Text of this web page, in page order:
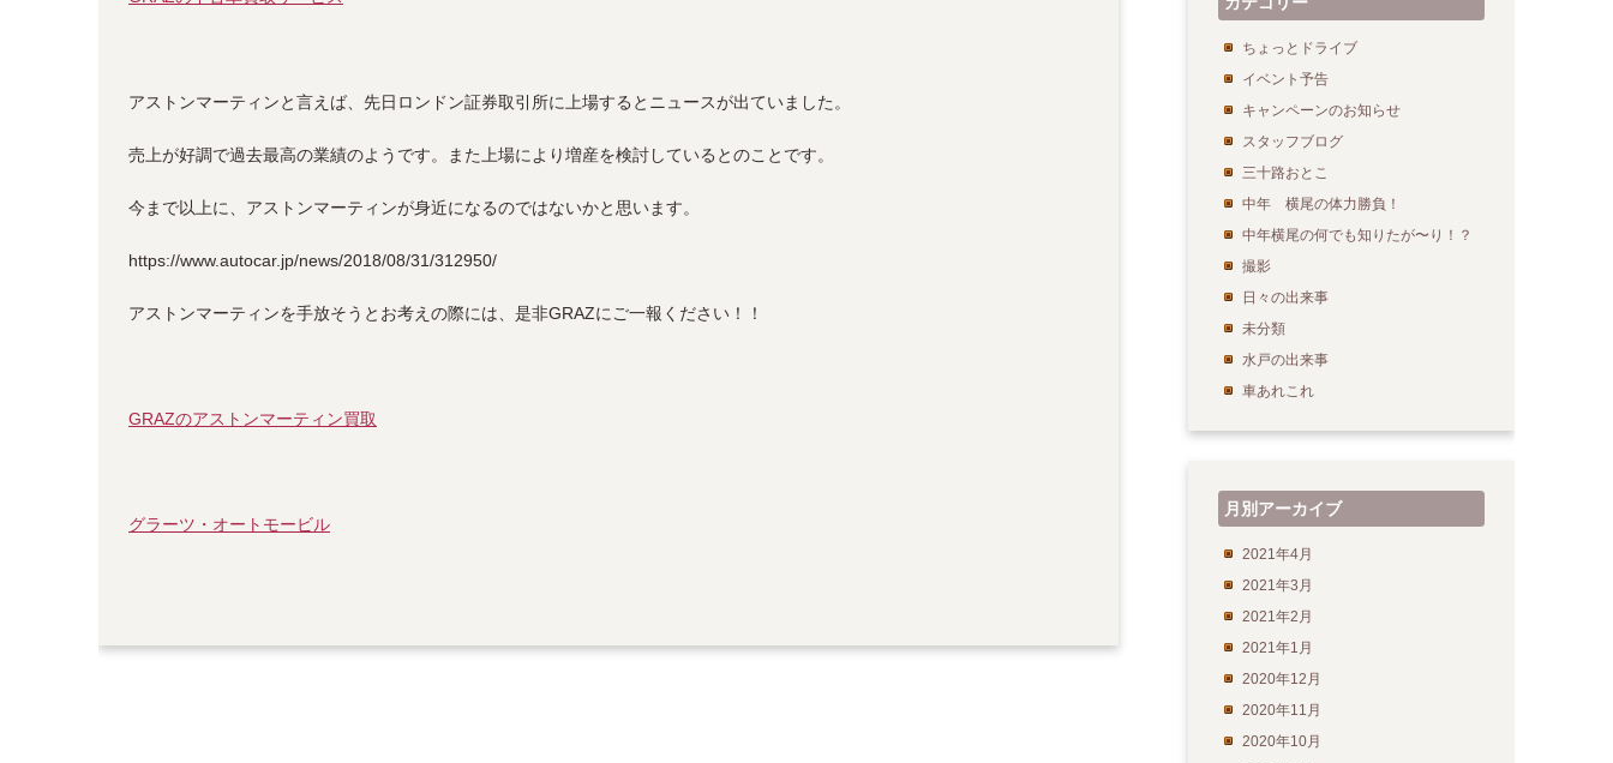
アストンマーティンと言えば、先日ロンドン証券取引所に上場するとニュースが出ていました。
売上が好調で過去最高の業績のようです。また上場により増産を検討しているとのことです。
今まで以上に、アストンマーティンが身近になるのではないかと思います。
https://www.autocar.jp/news/2018/08/31/312950/
アストンマーティンを手放そうとお考えの際には、是非GRAZにご一報ください！！
GRAZのアストンマーティン買取
グラーツ・オートモービル
ちょっとドライブ
イベント予告
キャンペーンのお知らせ
スタッフブログ
三十路おとこ
中年 横尾の体力勝負！
中年横尾の何でも知りたが〜り！？
撮影
日々の出来事
未分類
水戸の出来事
車あれこれ
月別アーカイブ
2021年4月
2021年3月
2021年2月
2021年1月
2020年12月
2020年11月
2020年10月